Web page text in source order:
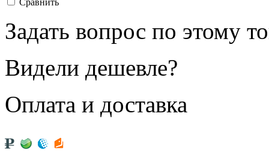
Задать вопрос по этому
Видели дешевле?
Оплата и доставка